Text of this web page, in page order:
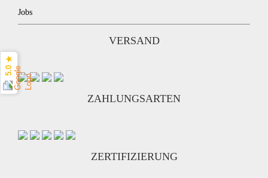
Jobs
VERSAND
ZAHLUNGSARTEN
ZERTIFIZIERUNG
5.0 ★